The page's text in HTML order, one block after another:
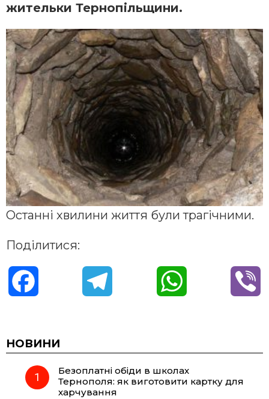
жительки Тернопільщини.
Останні хвилини життя були трагічними.
Поділитися:
c
e e t
НОВИНИ
Безоплатні обіди в школах
Тернополя: як виготовити картку для
харчування